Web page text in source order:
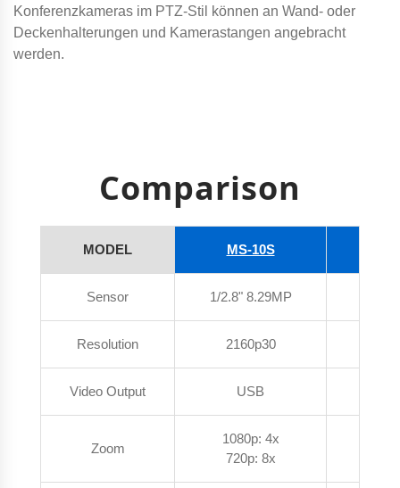
Konferenzkameras im PTZ-Stil können an Wand- oder
Deckenhalterungen und Kamerastangen angebracht
werden.
Comparison
MODEL MS-10S
Sensor 1/2.8" 8.29MP
Resolution 2160p30
Video Output USB
Zoom
1080p: 4x
720p: 8x